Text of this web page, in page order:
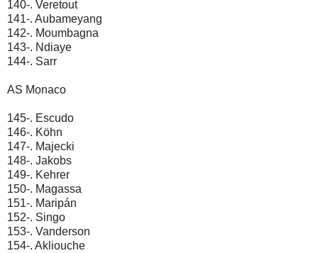
140-. Veretout
141-. Aubameyang
142-. Moumbagna
143-. Ndiaye
144-. Sarr
AS Monaco
145-. Escudo
146-. Köhn
147-. Majecki
148-. Jakobs
149-. Kehrer
150-. Magassa
151-. Maripán
152-. Singo
153-. Vanderson
154-. Akliouche